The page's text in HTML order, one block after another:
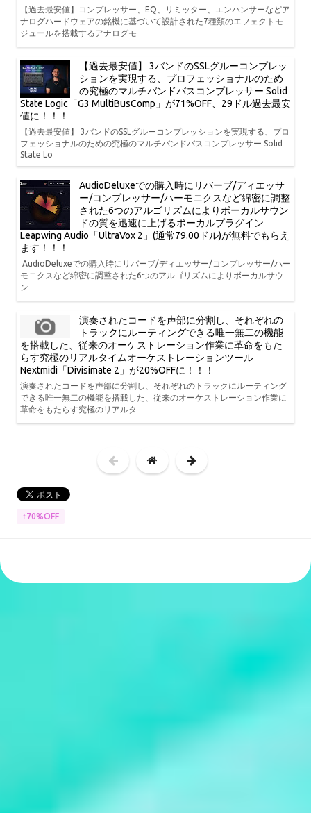
【過去最安値】コンプレッサー、EQ、リミッター、エンハンサーなどア
ナログハードウェアの銘機に基づいて設計された7種類のエフェクトモ
ジュールを搭載するアナログモ
【過去最安値】 3バンドのSSLグルーコンプレッ
ションを実現する、プロフェッショナルのため
の究極のマルチバンドバスコンプレッサー Solid
State Logic「G3 MultiBusComp」が71%OFF、29ドル過去最安
値に！！！
【過去最安値】 3バンドのSSLグルーコンプレッションを実現する、プロ
フェッショナルのための究極のマルチバンドバスコンプレッサー Solid
State Lo
AudioDeluxeでの購入時にリバーブ/ディエッサ
ー/コンプレッサー/ハーモニクスなど綿密に調整
された6つのアルゴリズムによりボーカルサウン
ドの質を迅速に上げるボーカルプラグイン
Leapwing Audio「UltraVox 2」(通常79.00ドル)が無料でもらえ
ます！！！
AudioDeluxeでの購入時にリバーブ/ディエッサー/コンプレッサー/ハー
モニクスなど綿密に調整された6つのアルゴリズムによりボーカルサウ
ン
演奏されたコードを声部に分割し、それぞれの
トラックにルーティングできる唯一無二の機能
を搭載した、従来のオーケストレーション作業に革命をもた
らす究極のリアルタイムオーケストレーションツール
Nextmidi「Divisimate 2」が20%OFFに！！！
演奏されたコードを声部に分割し、それぞれのトラックにルーティング
できる唯一無二の機能を搭載した、従来のオーケストレーション作業に
革命をもたらす究極のリアルタ
↑70%OFF